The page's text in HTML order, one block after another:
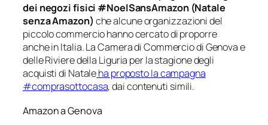
dei negozi fisici #NoelSansAmazon (Natale
senza Amazon) che alcune organizzazioni del
piccolo commercio hanno cercato di proporre
anche in Italia. La Camera di Commercio di Genova e
delle Riviere della Liguria per la stagione degli
acquisti di Nataleha proposto la campagna
#comprasottocasa, dai contenuti simili.
Amazon a Genova